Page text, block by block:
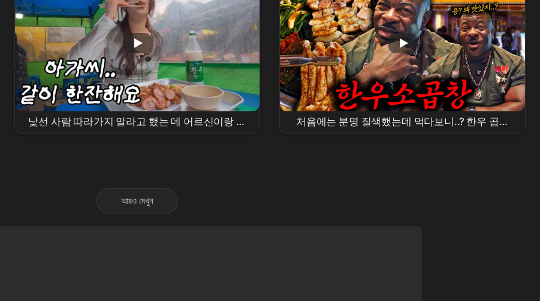
낯선 사람 따라가지 말라고 했는 데 어르신이랑 합
석 해버렸다..번호도 따임 클났다ㅋㅋ
처음에는 분명 질색했는데 먹다보니..? 한우 곱창
+막창+대창을 처음 맛본 백악관 셰프의 반응은!?
আরও দেখুন